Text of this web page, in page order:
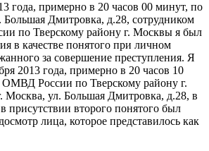
года, примерно в 20 часов 00 минут, по
Большая Дмитровка, д.28, сотрудником
по Тверскому району г. Москвы я был
в качестве понятого при личном
за совершение преступления. Я
2013 года, примерно в 20 часов 10
России по Тверскому району г.
Москва, ул. Большая Дмитровка, д.28, в
присутствии второго понятого был
лица, которое представилось как